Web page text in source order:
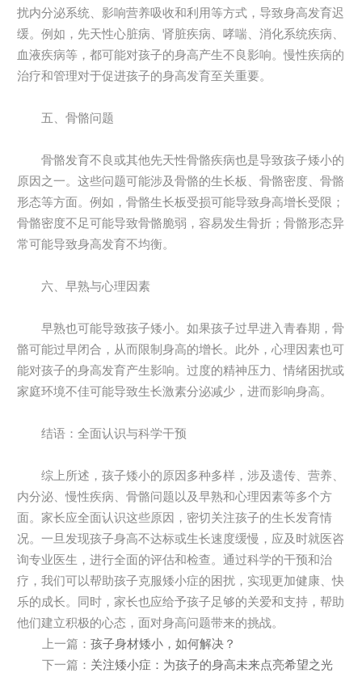
扰内分泌系统、影响营养吸收和利用等方式，导致身高发育迟
缓。例如，先天性心脏病、肾脏疾病、哮喘、消化系统疾病、
血液疾病等，都可能对孩子的身高产生不良影响。慢性疾病的
治疗和管理对于促进孩子的身高发育至关重要。
五、骨骼问题
骨骼发育不良或其他先天性骨骼疾病也是导致孩子矮小的
原因之一。这些问题可能涉及骨骼的生长板、骨骼密度、骨骼
形态等方面。例如，骨骼生长板受损可能导致身高增长受限；
骨骼密度不足可能导致骨骼脆弱，容易发生骨折；骨骼形态异
常可能导致身高发育不均衡。
六、早熟与心理因素
早熟也可能导致孩子矮小。如果孩子过早进入青春期，骨
骼可能过早闭合，从而限制身高的增长。此外，心理因素也可
能对孩子的身高发育产生影响。过度的精神压力、情绪困扰或
家庭环境不佳可能导致生长激素分泌减少，进而影响身高。
结语：全面认识与科学干预
综上所述，孩子矮小的原因多种多样，涉及遗传、营养、
内分泌、慢性疾病、骨骼问题以及早熟和心理因素等多个方
面。家长应全面认识这些原因，密切关注孩子的生长发育情
况。一旦发现孩子身高不达标或生长速度缓慢，应及时就医咨
询专业医生，进行全面的评估和检查。通过科学的干预和治
疗，我们可以帮助孩子克服矮小症的困扰，实现更加健康、快
乐的成长。同时，家长也应给予孩子足够的关爱和支持，帮助
他们建立积极的心态，面对身高问题带来的挑战。
上一篇： 孩子身材矮小，如何解决？
下一篇： 关注矮小症：为孩子的身高未来点亮希望之光